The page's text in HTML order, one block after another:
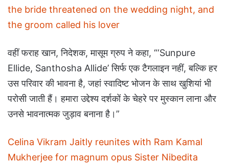
the bride threatened on the wedding night, and
the groom called his lover
वहीं फराह खान, निदेशक, मासूम ग्रुप ने कहा, “‘Sunpure
Ellide, Santhosha Allide’ सिर्फ एक टैगलाइन नहीं, बल्कि हर
उस परिवार की भावना है, जहां स्वादिष्ट भोजन के साथ खुशियां भी
परोसी जाती हैं। हमारा उद्देश्य दर्शकों के चेहरे पर मुस्कान लाना और
उनसे भावनात्मक जुड़ाव बनाना है।”
Celina Vikram Jaitly reunites with Ram Kamal
Mukherjee for magnum opus Sister Nibedita